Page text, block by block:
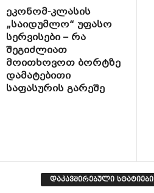
ეკონომ-კლასის
„საიდუმლო“ უფასო
სერვისები – რა
შეგიძლიათ
მოითხოვოთ ბორტზე
დამატებითი
საფასურის გარეშე
დაკავშირებული სტატიები